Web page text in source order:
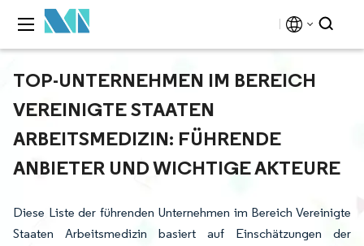
TOP-UNTERNEHMEN IM BEREICH
VEREINIGTE STAATEN
ARBEITSMEDIZIN: FÜHRENDE
ANBIETER UND WICHTIGE AKTEURE
Diese Liste der führenden Unternehmen im Bereich Vereinigte
Staaten Arbeitsmedizin basiert auf Einschätzungen der